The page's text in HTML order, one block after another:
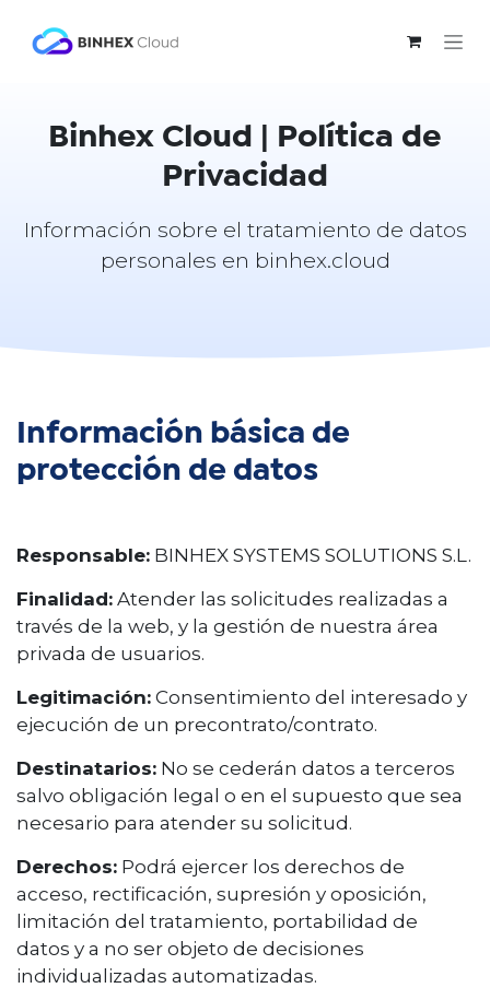
Binhex Cloud | Política de
Privacidad
Información sobre el tratamiento de datos
personales en binhex.cloud
Información básica de
protección de datos
Responsable: BINHEX SYSTEMS SOLUTIONS S.L.
Finalidad: Atender las solicitudes realizadas a
través de la web, y la gestión de nuestra área
privada de usuarios.
Legitimación: Consentimiento del interesado y
ejecución de un precontrato/contrato.
Destinatarios: No se cederán datos a terceros
salvo obligación legal o en el supuesto que sea
necesario para atender su solicitud.
Derechos: Podrá ejercer los derechos de
acceso, rectificación, supresión y oposición,
limitación del tratamiento, portabilidad de
datos y a no ser objeto de decisiones
individualizadas automatizadas.